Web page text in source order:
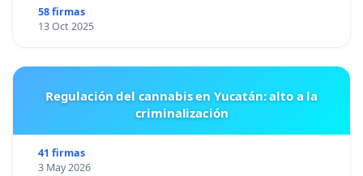
58 firmas
13 Oct 2025
Regulación del cannabis en Yucatán: alto a la
criminalización
41 firmas
3 May 2026